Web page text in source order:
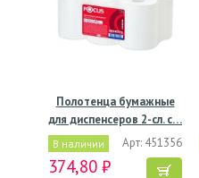
Полотенца бумажные
для диспенсеров 2-сл. с…
В наличии Арт: 451356
374,80 ₽